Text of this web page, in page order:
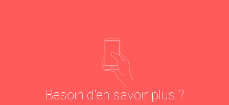
Besoin d'en savoir plus ?